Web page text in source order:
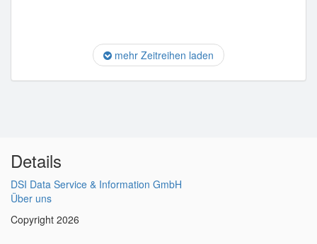
mehr Zeitreihen laden
Details
DSI Data Service & Information GmbH
Über uns
Copyright 2026